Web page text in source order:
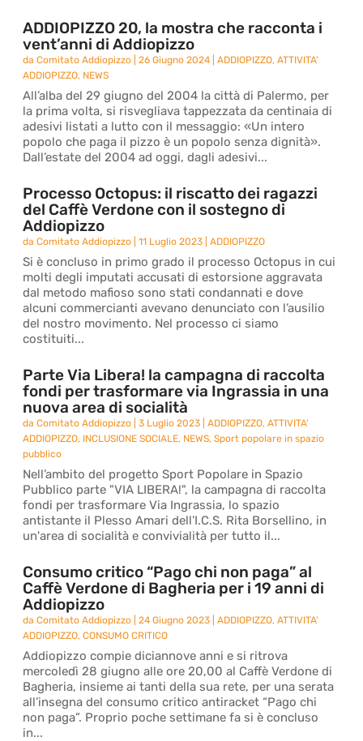
ADDIOPIZZO 20, la mostra che racconta i
vent’anni di Addiopizzo
daComitato Addiopizzo |26 Giugno 2024 |ADDIOPIZZO,ATTIVITA'
ADDIOPIZZO, NEWS
All’alba del 29 giugno del 2004 la città di Palermo, per
la prima volta, si risvegliava tappezzata da centinaia di
adesivi listati a lutto con il messaggio: «Un intero
popolo che paga il pizzo è un popolo senza dignità».
Dall’estate del 2004 ad oggi, dagli adesivi...
Processo Octopus: il riscatto dei ragazzi
del Caffè Verdone con il sostegno di
Addiopizzo
daComitato Addiopizzo |11 Luglio 2023 |ADDIOPIZZO
Si è concluso in primo grado il processo Octopus in cui
molti degli imputati accusati di estorsione aggravata
dal metodo mafioso sono stati condannati e dove
alcuni commercianti avevano denunciato con l’ausilio
del nostro movimento. Nel processo ci siamo
costituiti...
Parte Via Libera! la campagna di raccolta
fondi per trasformare via Ingrassia in una
nuova area di socialità
daComitato Addiopizzo |3 Luglio 2023 |ADDIOPIZZO,ATTIVITA'
ADDIOPIZZO, INCLUSIONE SOCIALE, NEWS,Sport popolare in spazio
pubblico
Nell’ambito del progetto Sport Popolare in Spazio
Pubblico parte "VIA LIBERA!", la campagna di raccolta
fondi per trasformare Via Ingrassia, lo spazio
antistante il Plesso Amari dell’I.C.S. Rita Borsellino, in
un'area di socialità e convivialità per tutto il...
Consumo critico “Pago chi non paga” al
Caffè Verdone di Bagheria per i 19 anni di
Addiopizzo
daComitato Addiopizzo |24 Giugno 2023 |ADDIOPIZZO,ATTIVITA'
ADDIOPIZZO,CONSUMO CRITICO
Addiopizzo compie diciannove anni e si ritrova
mercoledì 28 giugno alle ore 20,00 al Caffè Verdone di
Bagheria, insieme ai tanti della sua rete, per una serata
all’insegna del consumo critico antiracket “Pago chi
non paga”. Proprio poche settimane fa si è concluso
in...